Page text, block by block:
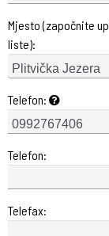
Mjesto (započnite
liste):
Telefon:
Telefon:
Telefax: